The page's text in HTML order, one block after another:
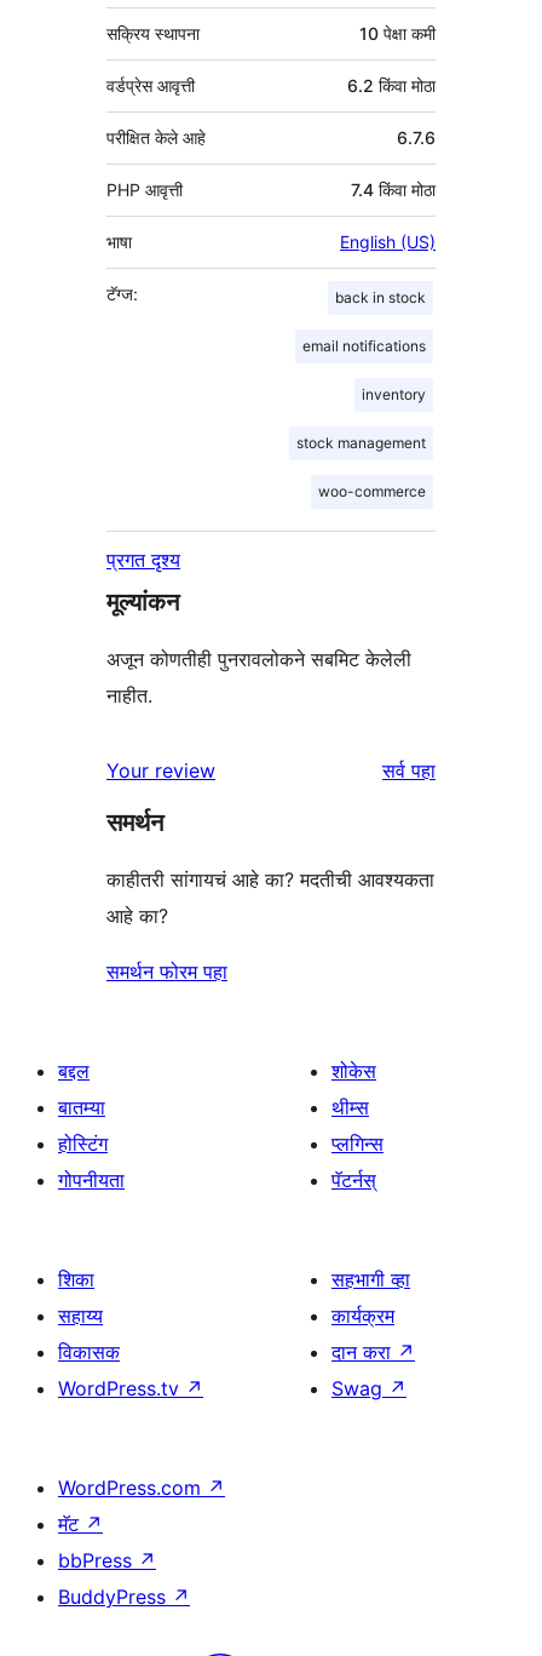
सक्रिय स्थापना 10 पेक्षा कमी
वर्डप्रेस आवृत्ती 6.2 किंवा मोठा
परीक्षित केले आहे 6.7.6
PHP आवृत्ती 7.4 किंवा मोठा
भाषा English (US)
टॅग्ज: back in stock
email notifications
inventory
stock management
woo-commerce
प्रगत दृश्य
मूल्यांकन
अजून कोणतीही पुनरावलोकने सबमिट केलेली
नाहीत.
Your review सर्वपुनरावलोकने
पहा
समर्थन
काहीतरी सांगायचं आहे का? मदतीची आवश्यकता
आहे का?
समर्थन फोरम पहा
बद्दल
बातम्या
होस्टिंग
गोपनीयता
शोकेस
थीम्स
प्लगिन्स
पॅटर्नस्
शिका
सहाय्य
विकासक
WordPress.tv ↗
सहभागी व्हा
कार्यक्रम
दान करा ↗
Swag ↗
WordPress.com ↗
मॅट ↗
bbPress ↗
BuddyPress ↗